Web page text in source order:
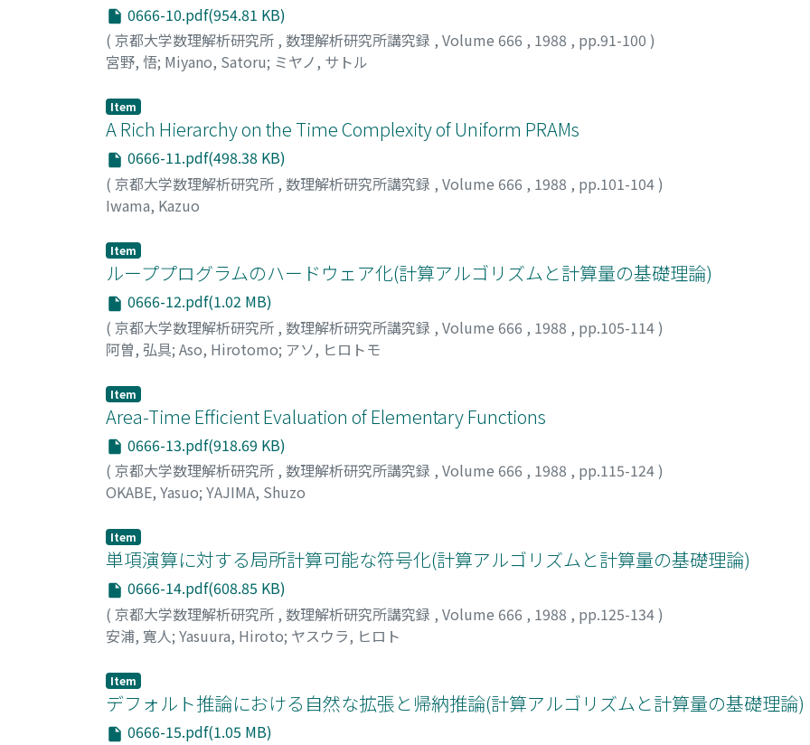
0666-10.pdf(954.81 KB)
( 京都大学数理解析研究所 , 数理解析研究所講究録 , Volume 666 , 1988 , pp.91-100 )
宮野, 悟; Miyano, Satoru; ミヤノ, サトル
Item
A Rich Hierarchy on the Time Complexity of Uniform PRAMs
0666-11.pdf(498.38 KB)
( 京都大学数理解析研究所 , 数理解析研究所講究録 , Volume 666 , 1988 , pp.101-104)
Iwama, Kazuo
Item
ループプログラムのハードウェア化(計算アルゴリズムと計算量の基礎理論)
0666-12.pdf(1.02 MB)
( 京都大学数理解析研究所 , 数理解析研究所講究録 , Volume 666 , 1988 , pp.105-114)
阿曽, 弘具; Aso, Hirotomo; アソ, ヒロトモ
Item
Area-Time Efficient Evaluation of Elementary Functions
0666-13.pdf(918.69 KB)
( 京都大学数理解析研究所 , 数理解析研究所講究録 , Volume 666 , 1988 , pp.115-124)
OKABE, Yasuo; YAJIMA, Shuzo
Item
単項演算に対する局所計算可能な符号化(計算アルゴリズムと計算量の基礎理論)
0666-14.pdf(608.85 KB)
( 京都大学数理解析研究所 , 数理解析研究所講究録 , Volume 666 , 1988 , pp.125-134)
安浦, 寛人; Yasuura, Hiroto; ヤスウラ, ヒロト
Item
デフォルト推論における自然な拡張と帰納推論(計算アルゴリズムと計算量の基礎理論)
0666-15.pdf(1.05 MB)